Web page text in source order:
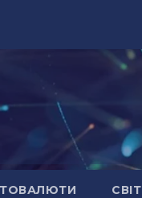
СВІТ